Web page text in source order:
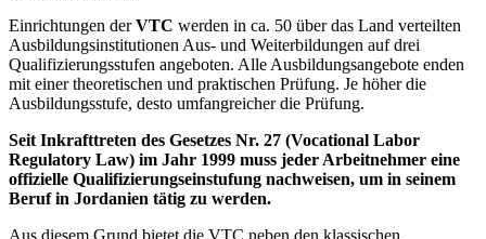
Einrichtungen derVTC werden in ca. 50 über das Land verteilten
Ausbildungsinstitutionen Aus- und Weiterbildungen auf drei
Qualifizierungsstufen angeboten. Alle Ausbildungsangebote enden
mit einer theoretischen und praktischen Prüfung. Je höher die
Ausbildungsstufe, desto umfangreicher die Prüfung.
Seit Inkrafttreten des Gesetzes Nr. 27 (Vocational Labor
Regulatory Law) im Jahr 1999 muss jeder Arbeitnehmer eine
offizielle Qualifizierungseinstufung nachweisen, um in seinem
Beruf in Jordanien tätig zu werden.